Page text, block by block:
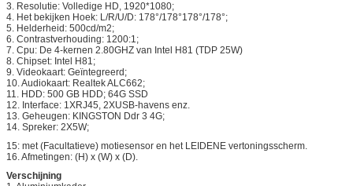
3. Resolutie: Volledige HD, 1920*1080;
4. Het bekijken Hoek: L/R/U/D: 178°/178°178°/178°;
5. Helderheid: 500cd/m2;
6. Contrastverhouding: 1200:1;
7. Cpu: De 4-kernen 2.80GHZ van Intel H81 (TDP 25W)
8. Chipset: Intel H81;
9. Videokaart: Geïntegreerd;
10. Audiokaart: Realtek ALC662;
11. HDD: 500 GB HDD; 64G SSD
12. Interface: 1XRJ45, 2XUSB-havens enz.
13. Geheugen: KINGSTON Ddr 3 4G;
14. Spreker: 2X5W;
15: met (Facultatieve) motiesensor en het LEIDENE vertoningsscherm.
16. Afmetingen: (H) x (W) x (D).
Verschijning